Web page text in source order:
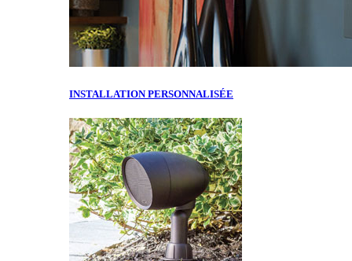
INSTALLATION PERSONNALISÉE